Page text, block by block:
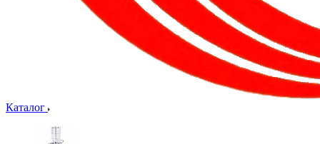
Каталог